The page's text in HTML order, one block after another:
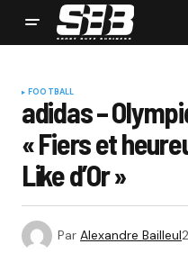
FOOTBALL
adidas –
« Fiers et
Like d’Or »
Par Alexandre Bailleul